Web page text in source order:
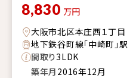
8,830 万円
大阪市北区本庄西１丁目
地下鉄谷町線「中崎町」
間取り3LDK
築年月 2016年12月